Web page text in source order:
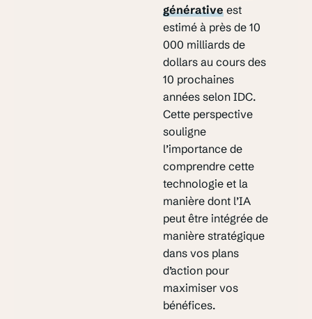
générativeest
estimé à près de 10
000 milliards de
dollars au cours des
10 prochaines
années selon IDC.
Cette perspective
souligne
l’importance de
comprendre cette
technologie et la
manière dont l’IA
peut être intégrée de
manière stratégique
dans vos plans
d’action pour
maximiser vos
bénéfices.